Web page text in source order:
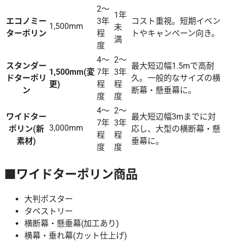
エコノミー
ターポリン
1,500mm
2～
3年
程
度
1年
未
満
コスト重視。短期イベン
トやキャンペーン向き。
スタンダー
ドターポリ
ン
1,500mm(変
更)
4～
7年
程
度
2～
3年
程
度
最大短辺幅1.5mで高耐
久。一般的なサイズの横
断幕・懸垂幕に。
ワイドター
ポリン(新
素材)
3,000mm
4～
7年
程
度
2～
3年
程
度
最大短辺幅3mまでに対
応し、大型の横断幕・懸
垂幕に。
■ワイドターポリン商品
大判ポスター
タペストリー
横断幕・懸垂幕(加工あり)
横幕・垂れ幕(カット仕上げ)